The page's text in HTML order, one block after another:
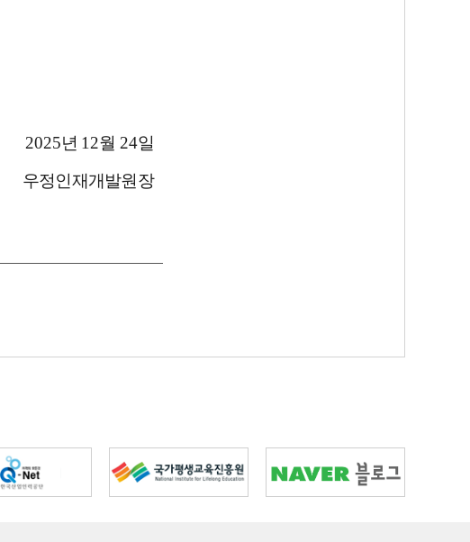
2025년 12월 24일
우정인재개발원장